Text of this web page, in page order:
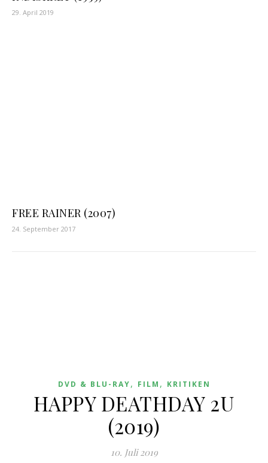
29. April 2019
FREE RAINER (2007)
24. September 2017
DVD & BLU-RAY, FILM , KRITIKEN
HAPPY DEATHDAY 2U
(2019)
10. Juli 2019